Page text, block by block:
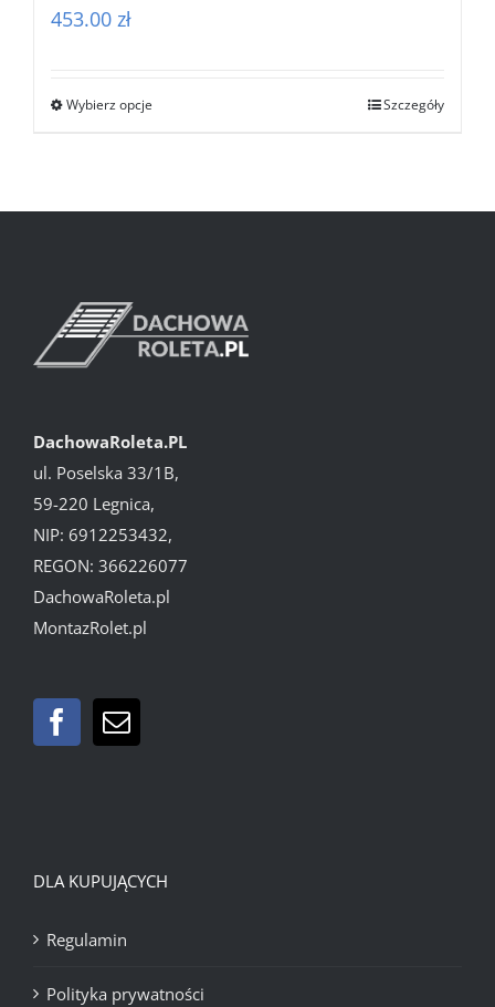
453.00 zł
Wybierz opcje Szczegóły
DachowaRoleta.PL
ul. Poselska 33/1B,
59-220 Legnica,
NIP: 6912253432,
REGON: 366226077
DachowaRoleta.pl
MontazRolet.pl
DLA KUPUJĄCYCH
Regulamin
Polityka prywatności